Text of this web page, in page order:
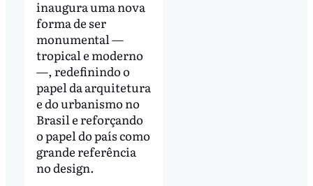
inaugura uma nova
forma de ser
monumental —
tropical e moderno
—, redefinindo o
papel da arquitetura
e do urbanismo no
Brasil e reforçando
o papel do país como
grande referência
no design.